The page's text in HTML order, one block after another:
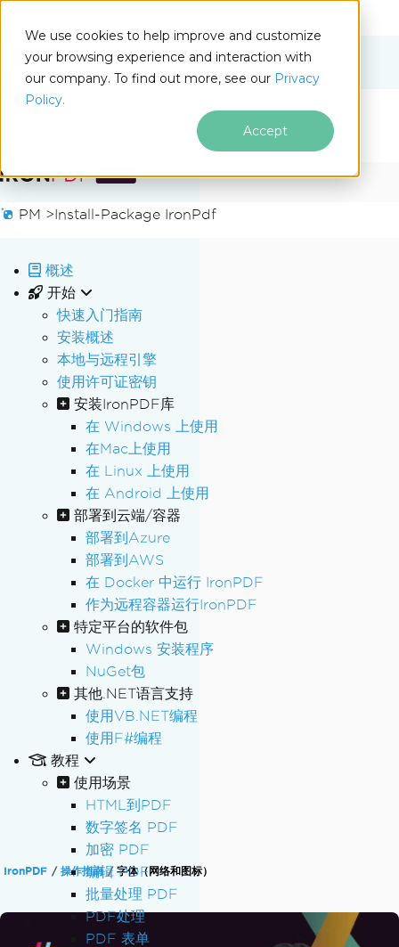
We use cookies to help improve and customize
your browsing experience and interaction with
our company. To find out more, see our Privacy
Policy.
Accept
.NET
跳至页脚内容
Docs
PM >Install-Package IronPdf
概述
开始
快速入门指南
安装概述
本地与远程引擎
使用许可证密钥
安装IronPDF库
在 Windows 上使用
在Mac上使用
在 Linux 上使用
在 Android 上使用
部署到云端/容器
部署到Azure
部署到AWS
在 Docker 中运行 IronPDF
作为远程容器运行IronPDF
特定平台的软件包
Windows 安装程序
NuGet包
其他.NET语言支持
使用VB.NET编程
使用F#编程
教程
使用场景
HTML到PDF
数字签名 PDF
加密 PDF
编辑 PDF
批量处理 PDF
PDF处理
PDF 表单
IronPDF 操作指南 字体（网络和图标）